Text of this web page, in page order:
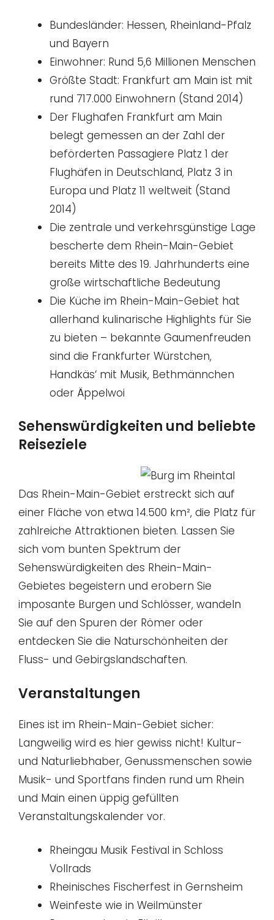
Bundesländer: Hessen, Rheinland-Pfalz
und Bayern
Einwohner: Rund 5,6 Millionen Menschen
Größte Stadt: Frankfurt am Main ist mit
rund 717.000 Einwohnern (Stand 2014)
Der Flughafen Frankfurt am Main
belegt gemessen an der Zahl der
beförderten Passagiere Platz 1 der
Flughäfen in Deutschland, Platz 3 in
Europa und Platz 11 weltweit (Stand
2014)
Die zentrale und verkehrsgünstige Lage
bescherte dem Rhein-Main-Gebiet
bereits Mitte des 19. Jahrhunderts eine
große wirtschaftliche Bedeutung
Die Küche im Rhein-Main-Gebiet hat
allerhand kulinarische Highlights für Sie
zu bieten – bekannte Gaumenfreuden
sind die Frankfurter Würstchen,
Handkäs‘ mit Musik, Bethmännchen
oder Äppelwoi
Sehenswürdigkeiten und beliebte
Reiseziele
Das Rhein-Main-Gebiet erstreckt sich auf
einer Fläche von etwa 14.500 km², die Platz für
zahlreiche Attraktionen bieten. Lassen Sie
sich vom bunten Spektrum der
Sehenswürdigkeiten des Rhein-Main-
Gebietes begeistern und erobern Sie
imposante Burgen und Schlösser, wandeln
Sie auf den Spuren der Römer oder
entdecken Sie die Naturschönheiten der
Fluss- und Gebirgslandschaften.
Veranstaltungen
Eines ist im Rhein-Main-Gebiet sicher:
Langweilig wird es hier gewiss nicht! Kultur-
und Naturliebhaber, Genussmenschen sowie
Musik- und Sportfans finden rund um Rhein
und Main einen üppig gefüllten
Veranstaltungskalender vor.
Rheingau Musik Festival in Schloss
Vollrads
Rheinisches Fischerfest in Gernsheim
Weinfeste wie in Weilmünster